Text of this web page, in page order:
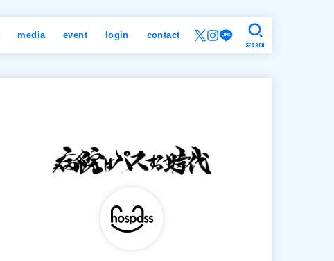
media event login contact
SEARCH